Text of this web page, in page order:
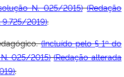
N. 025/2015) (Redação
9.725/2019).
(Incluído pelo § 1º do
025/2015) (Redação alterada
.